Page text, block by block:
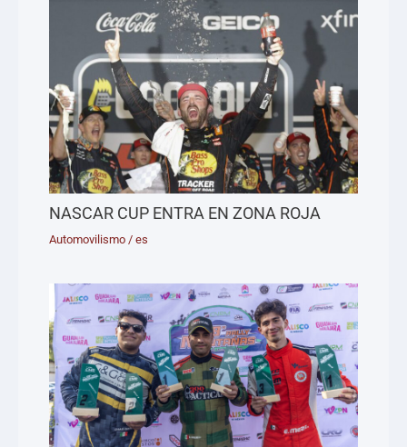
NASCAR CUP ENTRA EN ZONA ROJA
Automovilismo /es